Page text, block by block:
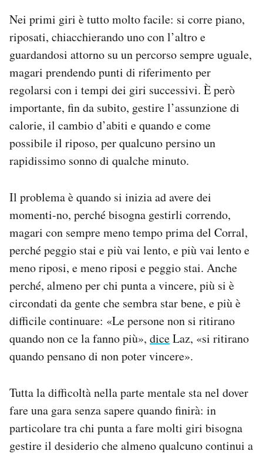
Nei primi giri è tutto molto facile: si corre piano,
riposati, chiacchierando uno con l’altro e
guardandosi attorno su un percorso sempre uguale,
magari prendendo punti di riferimento per
regolarsi con i tempi dei giri successivi. È però
importante, fin da subito, gestire l’assunzione di
calorie, il cambio d’abiti e quando e come
possibile il riposo, per qualcuno persino un
rapidissimo sonno di qualche minuto.
Il problema è quando si inizia ad avere dei
momenti-no, perché bisogna gestirli correndo,
magari con sempre meno tempo prima del Corral,
perché peggio stai e più vai lento, e più vai lento e
meno riposi, e meno riposi e peggio stai. Anche
perché, almeno per chi punta a vincere, più si è
circondati da gente che sembra star bene, e più è
difficile continuare: «Le persone non si ritirano
quando non ce la fanno più», diceLaz, «si ritirano
quando pensano di non poter vincere».
Tutta la difficoltà nella parte mentale sta nel dover
fare una gara senza sapere quando finirà: in
particolare tra chi punta a fare molti giri bisogna
gestire il desiderio che almeno qualcuno continui a